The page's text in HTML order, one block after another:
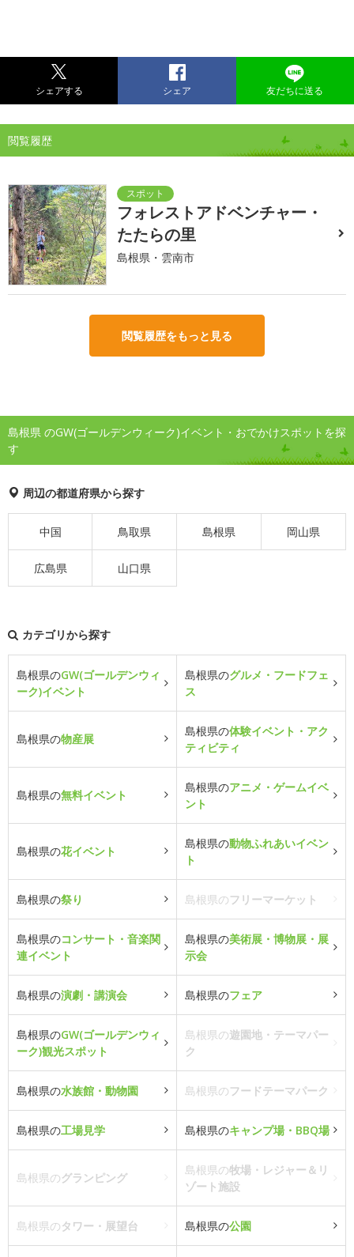
シェアする シェア 友だちに送る
閲覧履歴
フォレストアドベンチャー・
たたらの里
島根県・雲南市
閲覧履歴をもっと見る
島根県 のGW(ゴールデンウィーク)イベント・おでかけスポットを探
す
周辺の都道府県から探す
中国 鳥取県 島根県 岡山県
広島県 山口県
カテゴリから探す
島根県のGW(ゴールデンウィ
ーク)イベント
島根県のグルメ・フードフェ
ス
島根県の物産展
島根県の体験イベント・アク
ティビティ
島根県の無料イベント
島根県のアニメ・ゲームイベ
ント
島根県の花イベント
島根県の動物ふれあいイベン
ト
島根県の祭り 島根県のフリーマーケット
島根県のコンサート・音楽関
連イベント
島根県の美術展・博物展・展
示会
島根県の演劇・講演会 島根県のフェア
島根県のGW(ゴールデンウィ
ーク)観光スポット
島根県の遊園地・テーマパー
ク
島根県の水族館・動物園 島根県のフードテーマパーク
島根県の工場見学 島根県のキャンプ場・BBQ場
島根県のグランピング
島根県の牧場・レジャー＆リ
ゾート施設
島根県のタワー・展望台 島根県の公園